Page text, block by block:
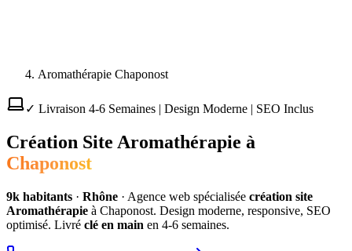
Aromathérapie Chaponost
✓ Livraison 4-6 Semaines | Design Moderne | SEO Inclus
Création Site Aromathérapie à
Chaponost
9k habitants · Rhône · Agence web spécialisée création site
Aromathérapie à Chaponost. Design moderne, responsive, SEO
optimisé. Livré clé en main en 4-6 semaines.